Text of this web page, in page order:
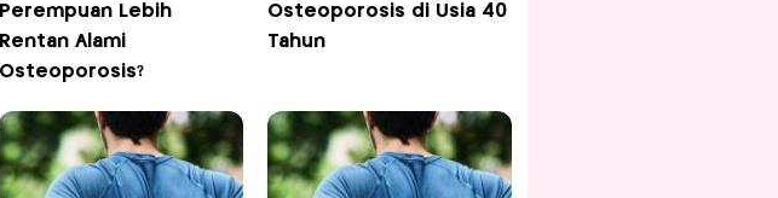
Perempuan Lebih
Rentan Alami
Osteoporosis?
Osteoporosis di Usia 40
Tahun